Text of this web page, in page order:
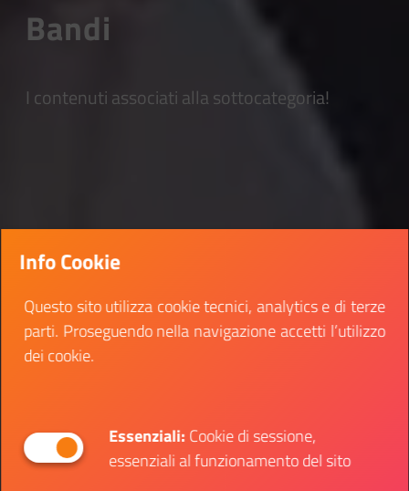
Bandi
I contenuti associati alla sottocategoria!
Info Cookie
Questo sito utilizza cookie tecnici, analytics e di terze
parti. Proseguendo nella navigazione accetti l’utilizzo
dei cookie.
Essenziali:Cookie di sessione,
essenziali al funzionamento del sito